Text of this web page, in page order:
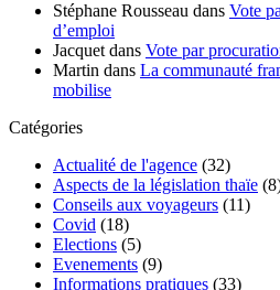
Stéphane Rousseau dans Vote
d’emploi
Jacquet dans Vote par
Martin dans La communauté
mobilise
Catégories
Actualité de l'agence (32)
Aspects de la législation thaïe
Conseils aux voyageurs (11)
Covid (18)
Elections (5)
Evenements (9)
Informations pratiques (33)